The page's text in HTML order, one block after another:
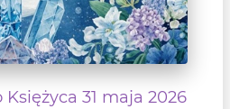
31 maja 2026